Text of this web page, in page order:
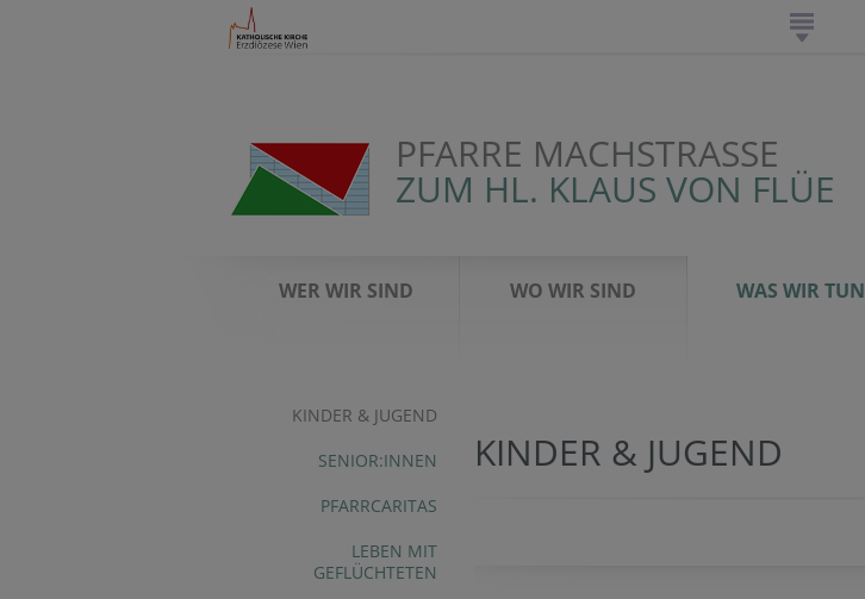
PFARRE MACHSTRASSE
ZUM HL. KLAUS VON FLÜE
WER WIR SIND WO WIR SIND WAS WIR TUN
KINDER & JUGEND
SENIOR:INNEN
PFARRCARITAS
LEBEN MIT
GEFLÜCHTETEN
KINDER & JUGEND